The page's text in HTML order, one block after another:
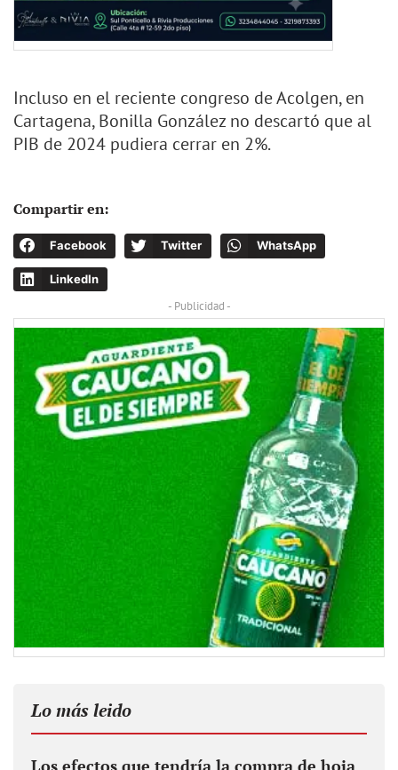
Incluso en el reciente congreso de Acolgen, en
Cartagena, Bonilla González no descartó que al
PIB de 2024 pudiera cerrar en 2%.
Compartir en:
Facebook Twitter WhatsApp
LinkedIn
- Publicidad -
Lo más leido
Los efectos que tendría la compra de hoja